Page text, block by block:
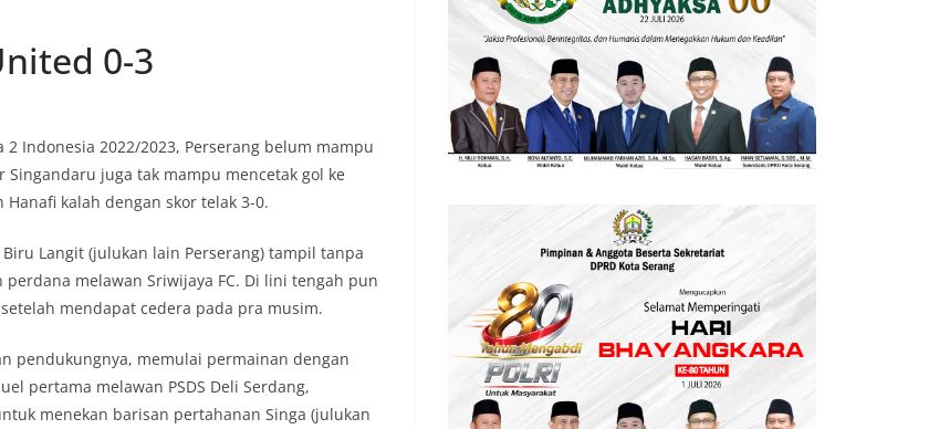
0-3
Indonesia 2022/2023, Perserang belum mampu
Singandaru juga tak mampu mencetak gol ke
kalah dengan skor telak 3-0.
Langit (julukan lain Perserang) tampil tanpa
melawan Sriwijaya FC. Di lini tengah pun
mendapat cedera pada pra musim.
pendukungnya, memulai permainan dengan
pertama melawan PSDS Deli Serdang,
menekan barisan pertahanan Singa (julukan